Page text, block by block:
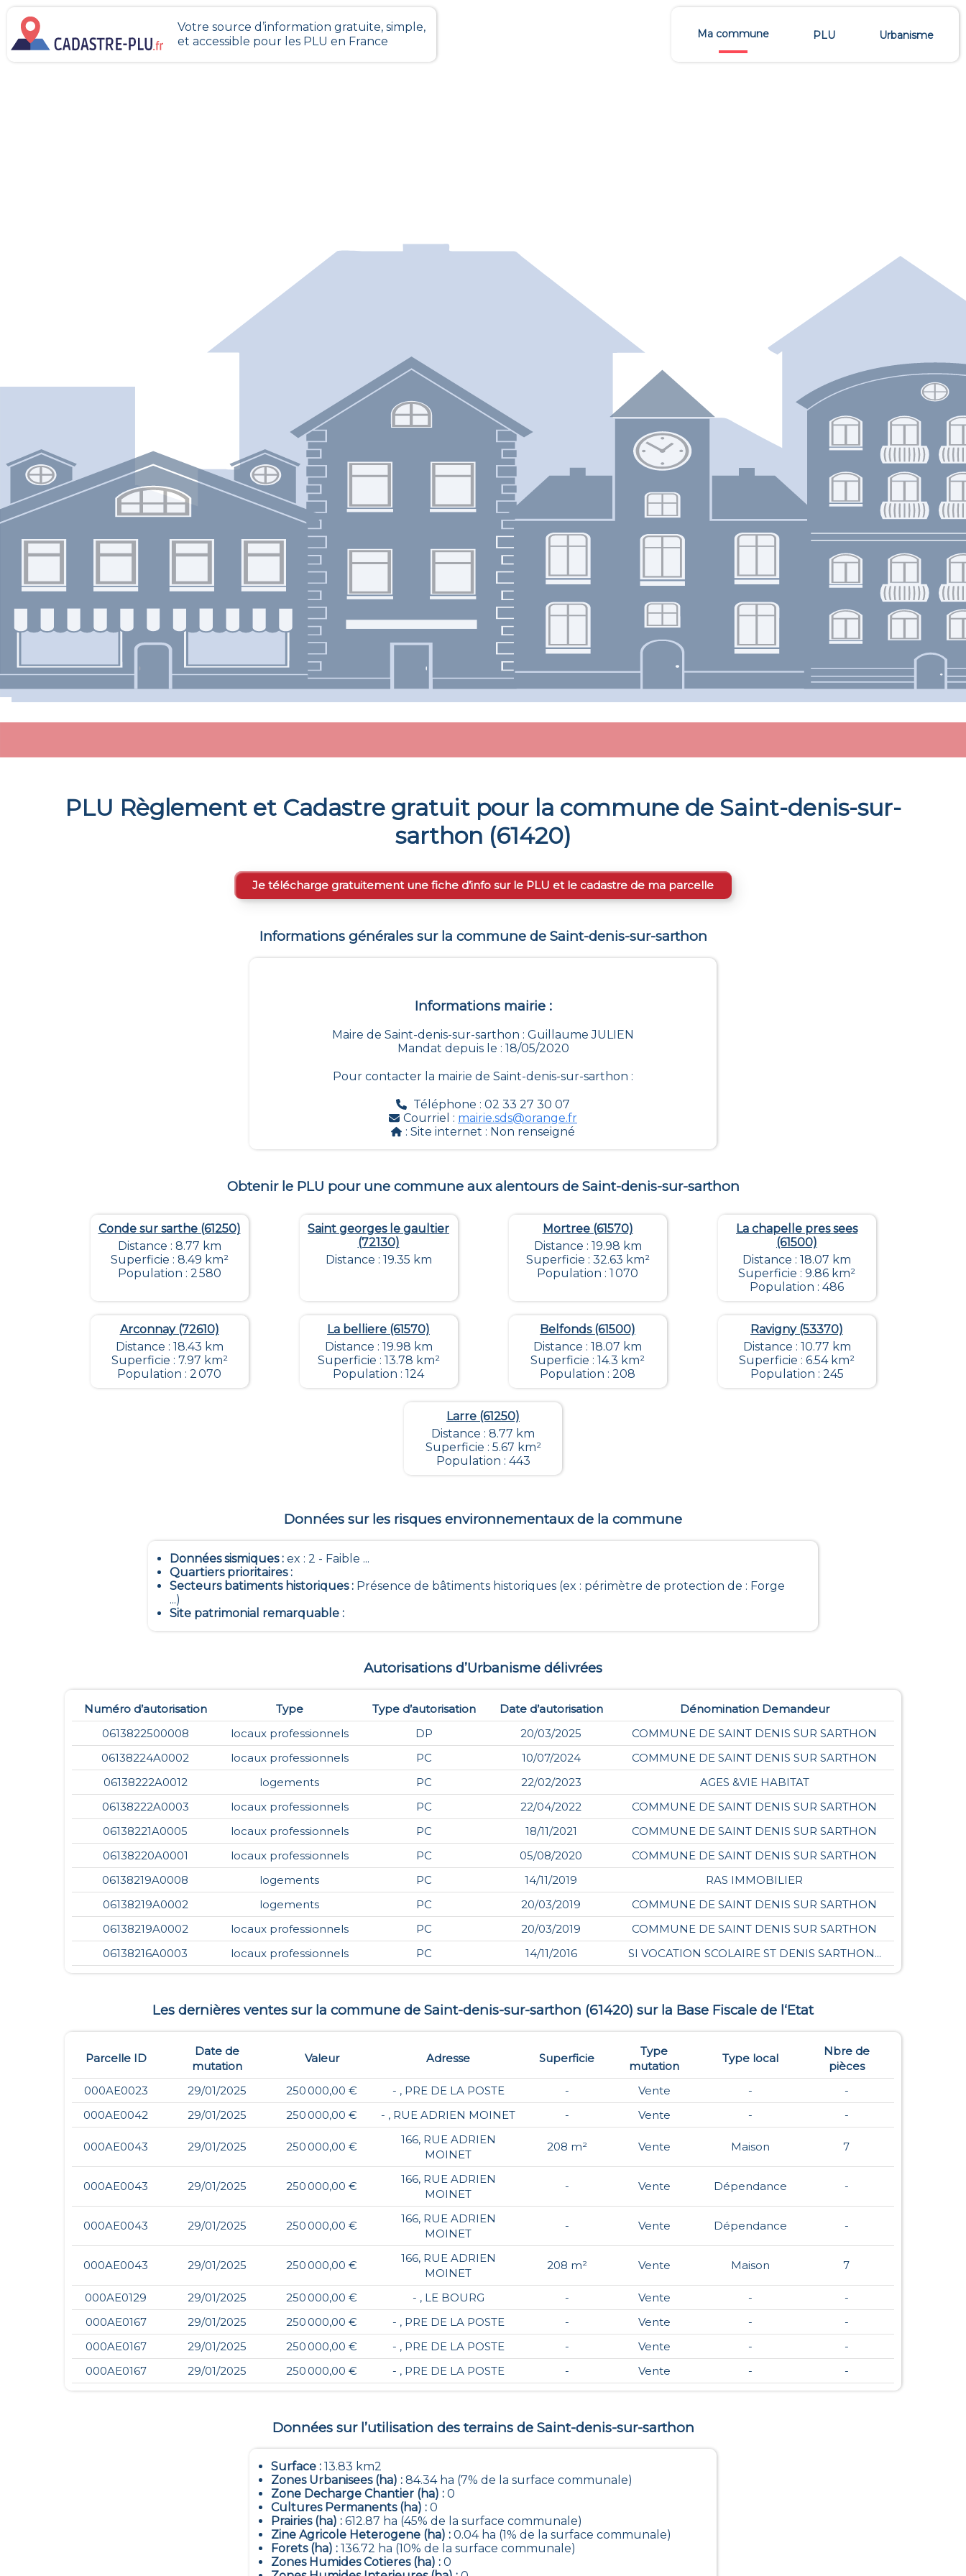
Votre source d’information gratuite, simple,
et accessible pour les PLU en France
Ma commune PLU Urbanisme
PLU Règlement et Cadastre gratuit pour la commune de Saint-denis-sur-
sarthon (61420)
Je télécharge gratuitement une fiche d’info sur le PLU et le cadastre de ma parcelle
Informations générales sur la commune de Saint-denis-sur-sarthon
Informations mairie :
Maire de Saint-denis-sur-sarthon : Guillaume JULIEN
Mandat depuis le : 18/05/2020
Pour contacter la mairie de Saint-denis-sur-sarthon :
Téléphone : 02 33 27 30 07
Courriel : mairie.sds@orange.fr
: Site internet : Non renseigné
Obtenir le PLU pour une commune aux alentours de Saint-denis-sur-sarthon
Conde sur sarthe (61250)
Distance : 8.77 km
Superficie : 8.49 km²
Population : 2 580
Saint georges le gaultier
(72130)
Distance : 19.35 km
Mortree (61570)
Distance : 19.98 km
Superficie : 32.63 km²
Population : 1 070
La chapelle pres sees
(61500)
Distance : 18.07 km
Superficie : 9.86 km²
Population : 486
Arconnay (72610)
Distance : 18.43 km
Superficie : 7.97 km²
Population : 2 070
La belliere (61570)
Distance : 19.98 km
Superficie : 13.78 km²
Population : 124
Belfonds (61500)
Distance : 18.07 km
Superficie : 14.3 km²
Population : 208
Ravigny (53370)
Distance : 10.77 km
Superficie : 6.54 km²
Population : 245
Larre (61250)
Distance : 8.77 km
Superficie : 5.67 km²
Population : 443
Données sur les risques environnementaux de la commune
Données sismiques:ex : 2 - Faible ...
Quartiers prioritaires:
Secteurs batiments historiques: Présence de bâtiments historiques (ex : périmètre de protection de : Forge
...)
Site patrimonial remarquable :
Autorisations d’Urbanisme délivrées
Numéro d’autorisation Type Type d’autorisation Date d’autorisation
Dénomination Demandeur
0613822500008
locaux professionnels DP 20/03/2025
COMMUNE DE SAINT DENIS SUR SARTHON
06138224A0002
locaux professionnels PC 10/07/2024
COMMUNE DE SAINT DENIS SUR SARTHON
06138222A0012
logements PC 22/02/2023
AGES &VIE HABITAT
06138222A0003
locaux professionnels PC 22/04/2022
COMMUNE DE SAINT DENIS SUR SARTHON
06138221A0005
locaux professionnels PC 18/11/2021
COMMUNE DE SAINT DENIS SUR SARTHON
06138220A0001
locaux professionnels PC 05/08/2020
COMMUNE DE SAINT DENIS SUR SARTHON
06138219A0008
logements PC 14/11/2019
RAS IMMOBILIER
06138219A0002
logements PC 20/03/2019
COMMUNE DE SAINT DENIS SUR SARTHON
06138219A0002
locaux professionnels PC 20/03/2019
COMMUNE DE SAINT DENIS SUR SARTHON
06138216A0003
locaux professionnels PC 14/11/2016 SI VOCATION SCOLAIRE ST DENIS SARTHON...
Les dernières ventes sur la commune de Saint-denis-sur-sarthon (61420) sur la Base Fiscale de l‘Etat
Parcelle ID
Date de
mutation
Valeur Adresse Superficie
Type
mutation
Type local
Nbre de
pièces
000AE0023
29/01/2025 250 000,00 € - , PRE DE LA POSTE - Vente -
-
000AE0042
29/01/2025 250 000,00 € - , RUE ADRIEN MOINET - Vente - -
000AE0043 29/01/2025 250 000,00 €
166, RUE ADRIEN
MOINET
208 m² Vente Maison 7
000AE0043 29/01/2025 250 000,00 €
166, RUE ADRIEN
MOINET
- Vente Dépendance -
000AE0043 29/01/2025 250 000,00 €
166, RUE ADRIEN
MOINET
- Vente Dépendance -
000AE0043 29/01/2025 250 000,00 €
166, RUE ADRIEN
MOINET
208 m² Vente Maison 7
000AE0129 29/01/2025 250 000,00 € - , LE BOURG - Vente -
-
000AE0167
29/01/2025 250 000,00 € - , PRE DE LA POSTE - Vente -
-
000AE0167
29/01/2025 250 000,00 € - , PRE DE LA POSTE - Vente -
-
000AE0167
29/01/2025 250 000,00 € - , PRE DE LA POSTE - Vente - -
Données sur l’utilisation des terrains de Saint-denis-sur-sarthon
Surface : 13.83 km2
Zones Urbanisees (ha) : 84.34 ha (7% de la surface communale)
Zone Decharge Chantier (ha) : 0
Cultures Permanents (ha) : 0
Prairies (ha) : 612.87 ha (45% de la surface communale)
Zine Agricole Heterogene (ha) : 0.04 ha (1% de la surface communale)
Forets (ha) : 136.72 ha (10% de la surface communale)
Zones Humides Cotieres (ha) : 0